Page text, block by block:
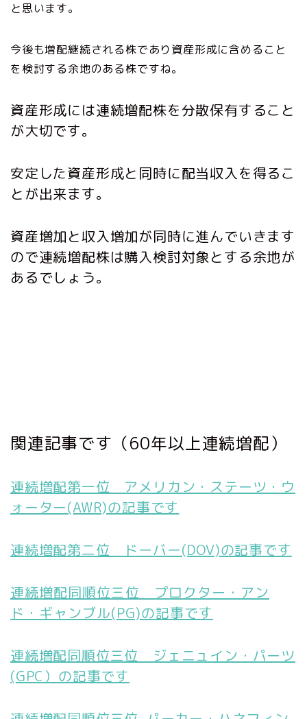
と思います。
今後も増配継続される株であり資産形成に含めること
を検討する余地のある株ですね。
資産形成には連続増配株を分散保有すること
が大切です。
安定した資産形成と同時に配当収入を得るこ
とが出来ます。
資産増加と収入増加が同時に進んでいきます
ので連続増配株は購入検討対象とする余地が
あるでしょう。
関連記事です（60年以上連続増配）
連続増配第一位 アメリカン・ステーツ・ウ
ォーター(AWR)の記事です
連続増配第二位 ドーバー(DOV)の記事です
連続増配同順位三位 プロクター・アン
ド・ギャンブル(PG)の記事です
連続増配同順位三位 ジェニュイン・パーツ
(GPC）の記事です